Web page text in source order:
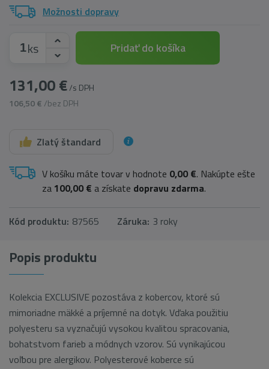
Možnosti dopravy
ks
131,00 €/s DPH
106,50 € /bez DPH
Pridať do košíka
Zlatý štandard
V košíku máte tovar v hodnote 0,00 €. Nakúpte ešte
za 100,00 € a získate dopravu zdarma.
Kód produktu: 87565 Záruka: 3 roky
Popis produktu
Kolekcia EXCLUSIVE pozostáva z kobercov, ktoré sú
mimoriadne mäkké a príjemné na dotyk. Vďaka použitiu
polyesteru sa vyznačujú vysokou kvalitou spracovania,
bohatstvom farieb a módnych vzorov. Sú vynikajúcou
voľbou pre alergikov. Polyesterové koberce sú